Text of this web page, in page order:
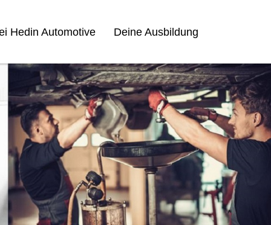
Hedin Automotive Deine Ausbildung